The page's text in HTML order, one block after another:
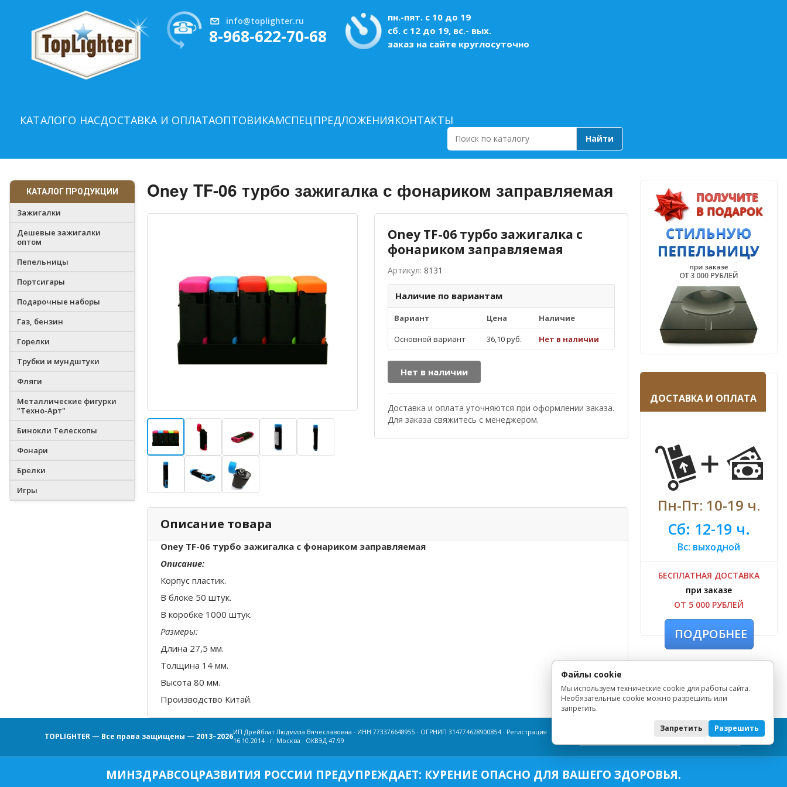
info@toplighter.ru
8-968-622-70-68
пн.-пят. с 10 до 19
сб. с 12 до 19, вс.- вых.
заказ на сайте круглосуточно
КАТАЛОГО НАСДОСТАВКА И ОПЛАТАОПТОВИКАМСПЕЦПРЕДЛОЖЕНИЯКОНТАКТЫ
Поиск
по
Найти
КАТАЛОГ ПРОДУКЦИИ
Зажигалки
Дешевые зажигалки
оптом
Пепельницы
Портсигары
Подарочные наборы
Газ, бензин
Горелки
Трубки и мундштуки
Фляги
Металлические фигурки
"Техно-Арт"
Бинокли Телескопы
Фонари
Брелки
Игры
Oney TF-06 турбо зажигалка с фонариком заправляемая
Oney TF-06 турбо зажигалка с
фонариком заправляемая
Артикул: 8131
Наличие по вариантам
Вариант Цена
Наличие
Основной вариант
36,10 руб. Нет в наличии
Нет в наличии
Доставка и оплата уточняются при оформлении заказа.
Для заказа свяжитесь с менеджером.
Описание товара
Oney TF-06 турбо зажигалка с фонариком заправляемая
Описание:
Корпус пластик.
В блоке 50 штук.
В коробке 1000 штук.
Размеры:
Длина 27,5 мм.
Толщина 14 мм.
Высота 80 мм.
Производство Китай.
ДОСТАВКА И ОПЛАТА
Пн-Пт: 10-19 ч.
Сб: 12-19 ч.
Вс: выходной
БЕСПЛАТНАЯ ДОСТАВКА
при заказе
ОТ 5 000 РУБЛЕЙ
ПОДРОБНЕЕ
TOPLIGHTER — Все права защищены — 2013–2026ИП Дрейблат Людмила Вячеславовна · ИНН 773376648955 · ОГРНИП 314774628900854 · Регистрация
16.10.2014 · г. Москва · ОКВЭД 47.99
Политика обработки персональных данных
МИНЗДРАВСОЦРАЗВИТИЯ РОССИИ ПРЕДУПРЕЖДАЕТ: КУРЕНИЕ ОПАСНО ДЛЯ ВАШЕГО ЗДОРОВЬЯ.
Файлы cookie
Мы используем технические cookie для работы сайта.
Необязательные cookie можно разрешить или
запретить.
Запретить
Разрешить